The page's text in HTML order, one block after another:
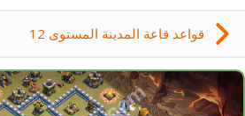
قواعد قاعة المدينة المستوى 12